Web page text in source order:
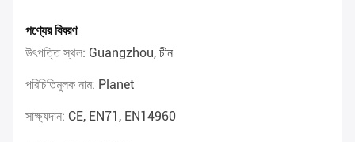
পণ্যের বিবরণ
উৎপত্তি স্থল: Guangzhou, চীন
পরিচিতিমুলক নাম: Planet
সাক্ষ্যদান: CE, EN71, EN14960